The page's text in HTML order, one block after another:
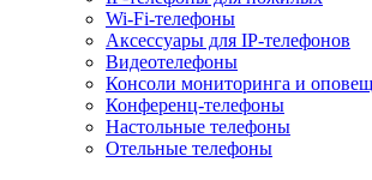
Wi-Fi-телефоны
Аксессуары для IP-телефонов
Видеотелефоны
Консоли мониторинга и
Конференц-телефоны
Настольные телефоны
Отельные телефоны